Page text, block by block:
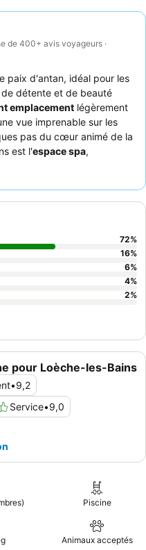
de 400+ avis voyageurs ·
paix d'antan, idéal pour les
détente et de beauté
emplacement légèrement
vue imprenable sur les
pas du cœur animé de la
est l'espace spa,
Les clients
que la cuisine créative de
pensez à réserver
profiter pleinement des vues
pour Loèche-les-Bains
•9,2
Service•9,0
72%
16%
6%
4%
2%
Piscine
Animaux acceptés